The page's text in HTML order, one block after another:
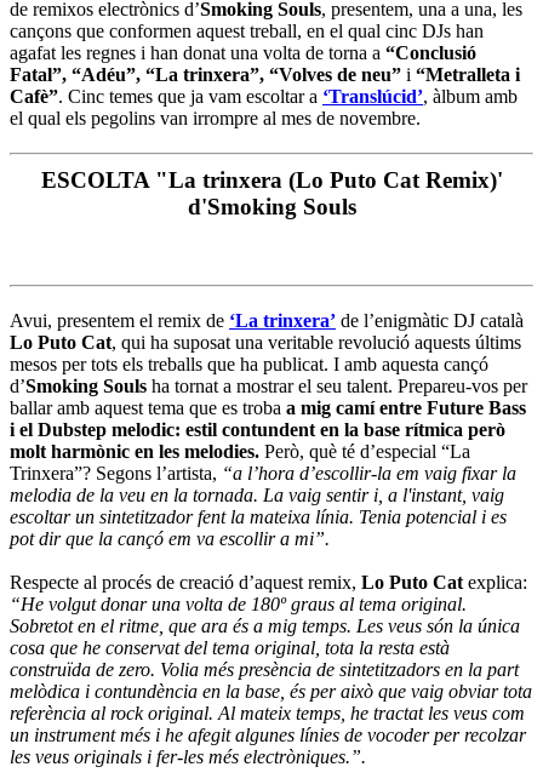
de remixos electrònics d’Smoking Souls, presentem, una a una, les
cançons que conformen aquest treball, en el qual cinc DJs han
agafat les regnes i han donat una volta de torna a “Conclusió
Fatal”, “Adéu”, “La trinxera”, “Volves de neu” i “Metralleta i
Cafè”. Cinc temes que ja vam escoltar a ‘Translúcid’, àlbum amb
el qual els pegolins van irrompre al mes de novembre.
ESCOLTA "La trinxera (Lo Puto Cat Remix)'
d'Smoking Souls
Avui, presentem el remix de ‘La trinxera’ de l’enigmàtic DJ català
Lo Puto Cat, qui ha suposat una veritable revolució aquests últims
mesos per tots els treballs que ha publicat. I amb aquesta cançó
d’Smoking Souls ha tornat a mostrar el seu talent. Prepareu-vos per
ballar amb aquest tema que es troba a mig camí entre Future Bass
i el Dubstep melodic: estil contundent en la base rítmica però
molt harmònic en les melodies. Però, què té d’especial “La
Trinxera”? Segons l’artista, “a l’hora d’escollir-la em vaig fixar la
melodia de la veu en la tornada. La vaig sentir i, a l'instant, vaig
escoltar un sintetitzador fent la mateixa línia. Tenia potencial i es
pot dir que la cançó em va escollir a mi”.
Respecte al procés de creació d’aquest remix, Lo Puto Cat explica:
“He volgut donar una volta de 180º graus al tema original.
Sobretot en el ritme, que ara és a mig temps. Les veus són la única
cosa que he conservat del tema original, tota la resta està
construïda de zero. Volia més presència de sintetitzadors en la part
melòdica i contundència en la base, és per això que vaig obviar tota
referència al rock original. Al mateix temps, he tractat les veus com
un instrument més i he afegit algunes línies de vocoder per recolzar
les veus originals i fer-les més electròniques.”.